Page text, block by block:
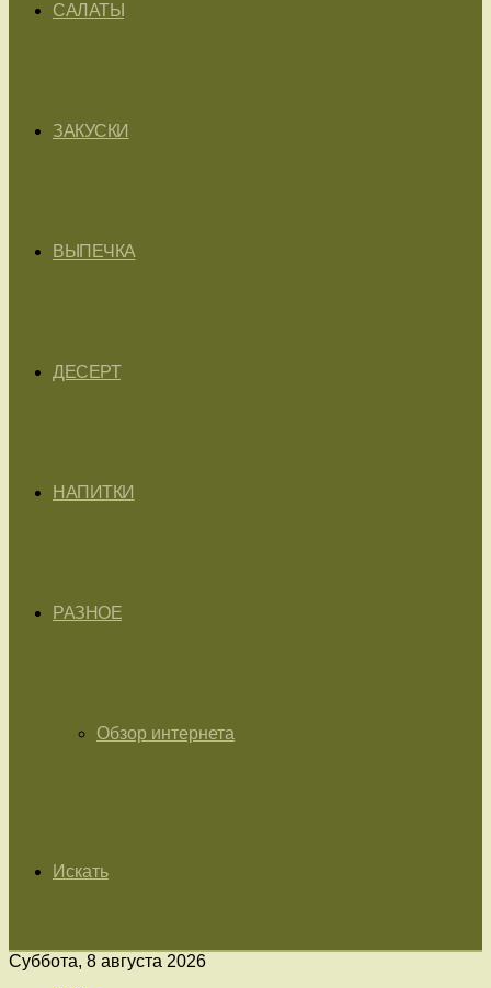
САЛАТЫ
ЗАКУСКИ
ВЫПЕЧКА
ДЕСЕРТ
НАПИТКИ
РАЗНОЕ
Обзор интернета
Искать
Суббота, 8 августа 2026